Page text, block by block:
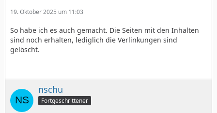
19. Oktober 2025 um 11:03
So habe ich es auch gemacht. Die Seiten mit den Inhalten
sind noch erhalten, lediglich die Verlinkungen sind
gelöscht.
nschu
Fortgeschrittener